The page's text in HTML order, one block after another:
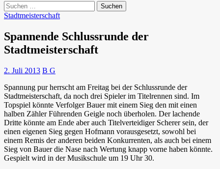
Suchen
nach:
Stadtmeisterschaft
Spannende Schlussrunde der
Stadtmeisterschaft
2. Juli 2013 B G
Spannung pur herrscht am Freitag bei der Schlussrunde der
Stadtmeisterschaft, da noch drei Spieler im Titelrennen sind. Im
Topspiel könnte Verfolger Bauer mit einem Sieg den mit einen
halben Zähler Führenden Geigle noch überholen. Der lachende
Dritte könnte am Ende aber auch Titelverteidiger Scherer sein, der
einen eigenen Sieg gegen Hofmann vorausgesetzt, sowohl bei
einem Remis der anderen beiden Konkurrenten, als auch bei einem
Sieg von Bauer die Nase nach Wertung knapp vorne haben könnte.
Gespielt wird in der Musikschule um 19 Uhr 30.